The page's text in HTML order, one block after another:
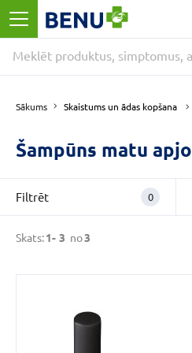
Sākums Skaistums un ādas kopšana
FiltrētNoņemt
filtrus
Kategorijas
-
(3)
(3)
Šampūns matu
Skats:1- 3 no3
Filtrēt 0